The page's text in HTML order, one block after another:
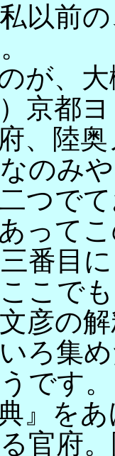
以前
が、大
京都
、陸
のみ
つで
って
番目
こで
彦の
ろ集
です
』を
官府